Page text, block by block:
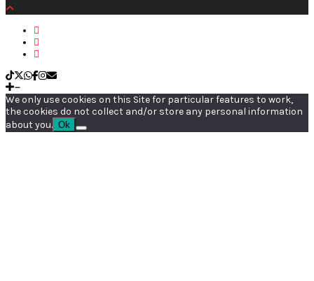
We only use cookies on this Site for particular features to work,
the cookies do not collect and/or store any personal information
about you. Ok